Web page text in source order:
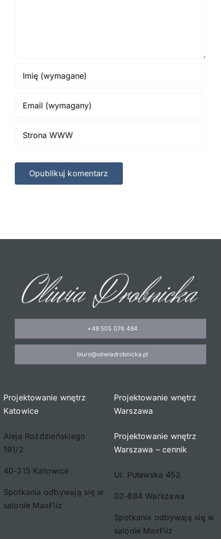
+48 505 076 484
biuro@oliwiadrobnicka.pl
Projektowanie wnętrz
Katowice
Aleja Roździeńskiego
191/2
40-315 Katowice
Spotkania odbywają się w
salonie MaxFliz
Projektowanie wnętrz
Warszawa
Projektowanie wnętrz
Warszawa – cennik
Ul. Puławska 452
02-884 Warszawa
Spotkania odbywają się w
salonie MaxFliz